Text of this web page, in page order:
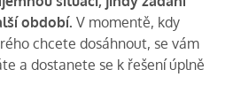
období. V momentě, kdy
chcete dosáhnout, se vám
a dostanete se k řešení úplně